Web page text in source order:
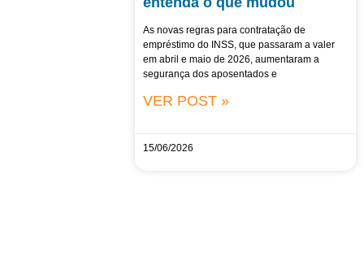
As novas regras para contratação de
empréstimo do INSS, que passaram a valer
em abril e maio de 2026, aumentaram a
segurança dos aposentados e
VER POST »
15/06/2026